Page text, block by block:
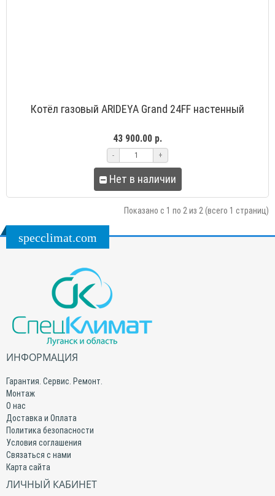
Котёл газовый ARIDEYA Grand 24FF настенный
43 900.00 р.
- +
Нет в наличии
Показано с 1 по 2 из 2 (всего 1 страниц)
specclimat.com
ИНФОРМАЦИЯ
Гарантия. Сервис. Ремонт.
Монтаж
О нас
Доставка и Оплата
Политика безопасности
Условия соглашения
Связаться с нами
Карта сайта
ЛИЧНЫЙ КАБИНЕТ